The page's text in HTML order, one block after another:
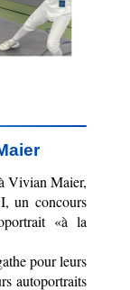
Vivian Maier,
un concours
«à la
pour leurs
autoportraits